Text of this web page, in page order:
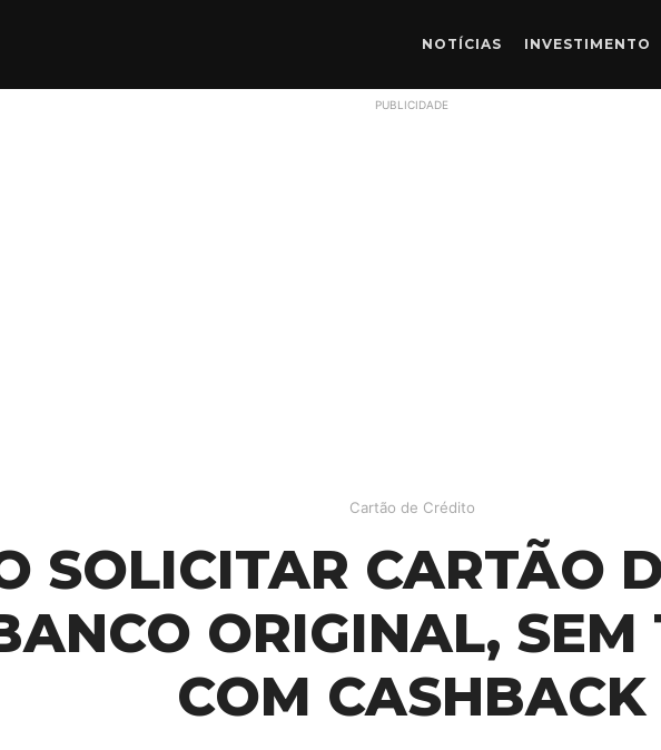
NOTÍCIAS INVESTIMENTO
PUBLICIDADE
Cartão de Crédito
SOLICITAR CARTÃO
ORIGINAL, SEM
COM CASHBACK